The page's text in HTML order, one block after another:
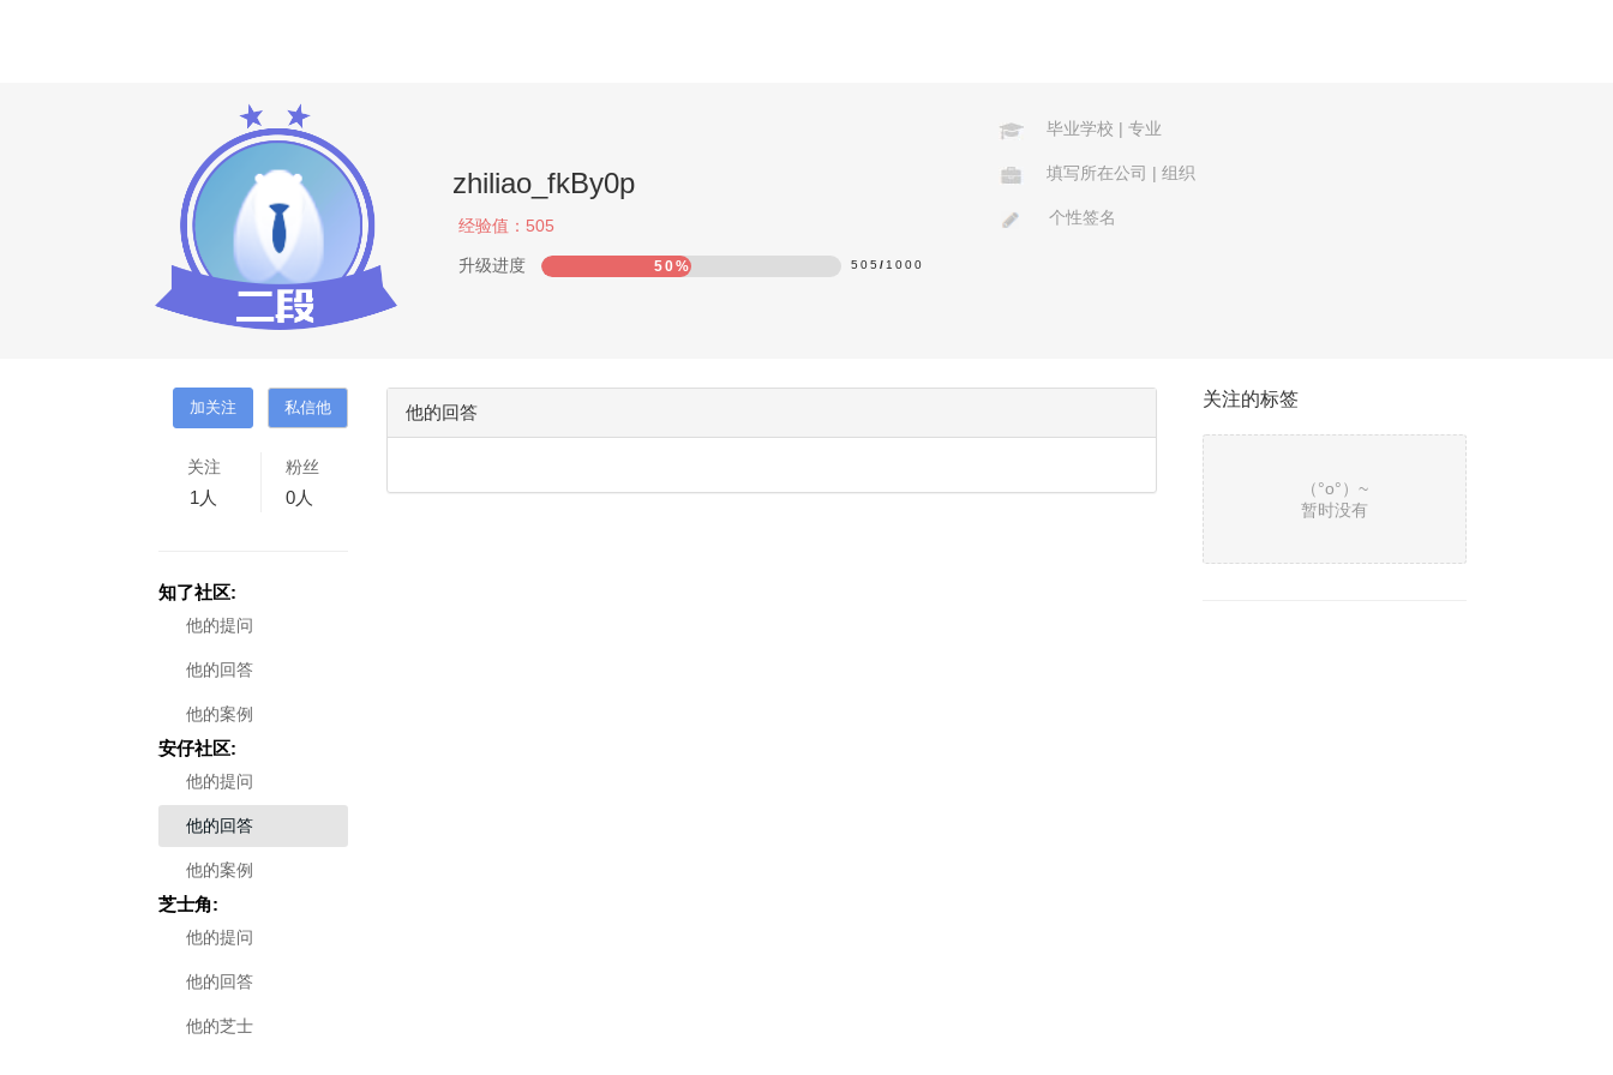
zhiliao_fkBy0p
经验值： 505
升级进度 50% 505 / 1000
毕业学校 | 专业
填写所在公司 | 组织
个性签名
关注
1 人
粉丝
0人
知了社区:
他的提问
他的回答
他的案例
安仔社区:
他的提问
他的回答
他的案例
芝士角:
他的提问
他的回答
他的芝士
他的回答
关注的标签
（°ο°）~
暂时没有